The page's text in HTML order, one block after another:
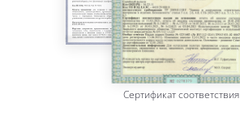
Сертификат соответствия